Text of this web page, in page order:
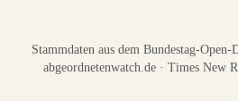
Stammdaten aus dem Bundestag-Open-
abgeordnetenwatch.de · Times New